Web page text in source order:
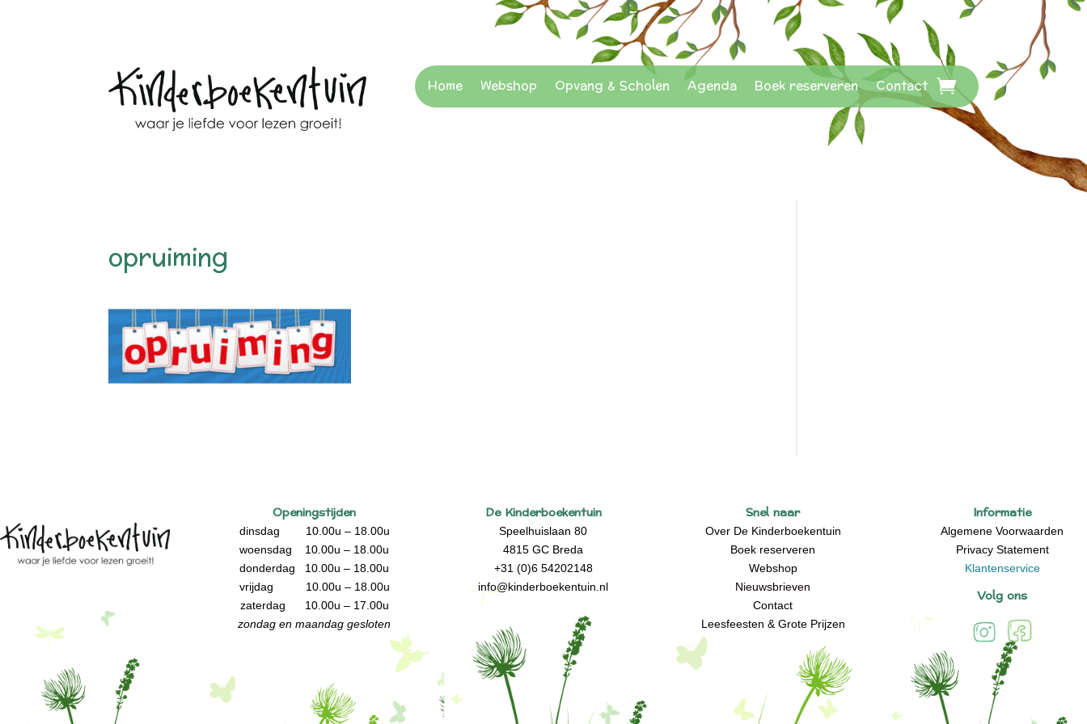
Home Webshop Opvang & Scholen Agenda Boek reserveren Contact
opruiming
Openingstijden
dinsdag 10.00u – 18.00u
woensdag 10.00u – 18.00u
donderdag 10.00u – 18.00u
vrijdag 10.00u – 18.00u
zaterdag 10.00u – 17.00u
zondag en maandag gesloten
De Kinderboekentuin
Speelhuislaan 80
4815 GC Breda
+31 (0)6 54202148
info@kinderboekentuin.nl
Snel naar
Over De Kinderboekentuin
Boek reserveren
Webshop
Nieuwsbrieven
Contact
Leesfeesten & Grote Prijzen
Informatie
Algemene Voorwaarden
Privacy Statement
Klantenservice
Volg ons